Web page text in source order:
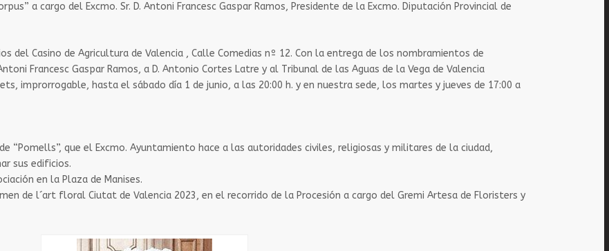
a cargo del Excmo. Sr. D. Antoni Francesc Gaspar Ramos, Presidente de la Excmo. Diputación Provincial de
del Casino de Agricultura de Valencia , Calle Comedias nº 12. Con la entrega de los nombramientos de
Francesc Gaspar Ramos, a D. Antonio Cortes Latre y al Tribunal de las Aguas de la Vega de Valencia
improrrogable, hasta el sábado día 1 de junio, a las 20:00 h. y en nuestra sede, los martes y jueves de 17:00 a
“Pomells”, que el Excmo. Ayuntamiento hace a las autoridades civiles, religiosas y militares de la ciudad,
sus edificios.
en la Plaza de Manises.
de l´art floral Ciutat de Valencia 2023, en el recorrido de la Procesión a cargo del Gremi Artesa de Floristers y